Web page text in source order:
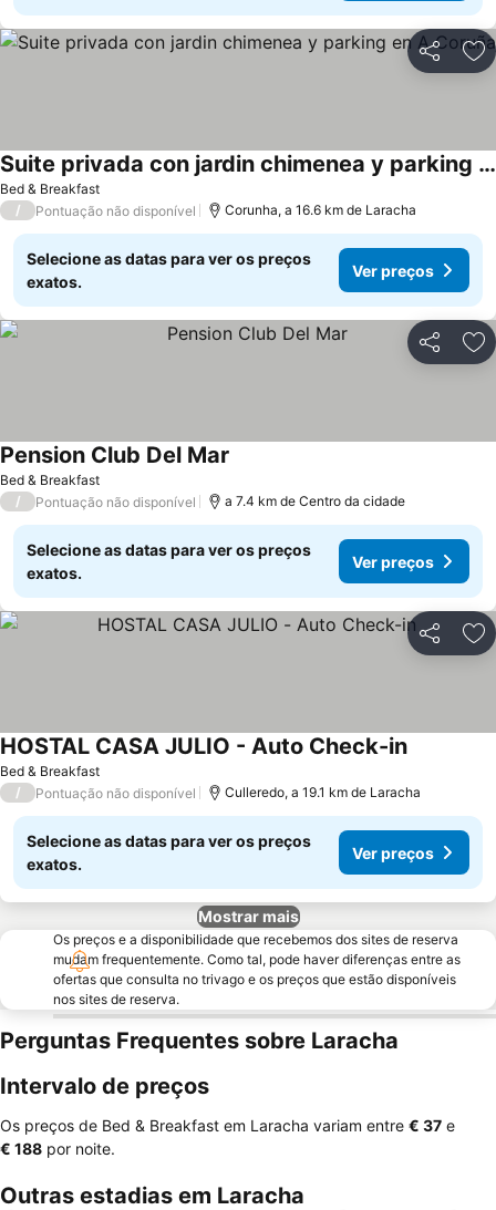
Partilhar
Bed & Breakfast
Suite privada con jardin chimenea y parking en A Coruña
Ver preços
/ Pontuação não disponível Corunha, a 16.6 km de Laracha
Selecione as datas para ver os preços
exatos.
Ver preços
Partilhar
Bed & Breakfast
Pension Club Del Mar
/ Pontuação não disponível a 7.4 km de Centro da cidade
Selecione as datas para ver os preços
exatos.
Ver preços
Partilhar
Bed & Breakfast
HOSTAL CASA JULIO - Auto Check-inVer preços
/ Pontuação não disponível Culleredo, a 19.1 km de Laracha
Selecione as datas para ver os preços
exatos.
Ver preços
Mostrar mais
Os preços e a disponibilidade que recebemos dos sites de reserva
mudam frequentemente. Como tal, pode haver diferenças entre as
ofertas que consulta no trivago e os preços que estão disponíveis
nos sites de reserva.
Perguntas Frequentes sobre Laracha
Intervalo de preços
Os preços de Bed & Breakfast em Laracha variam entre ‎€ 37 e
‎€ 188 por noite.
Outras estadias em Laracha